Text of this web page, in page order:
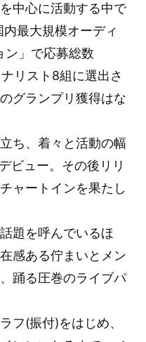
中心に活動する中で
最大規模オーディ
ン」で応募総数
リスト8組に選出さ
グランプリ獲得はな
ち、着々と活動の幅
ビュー。その後リリ
ャートインを果たし
題を呼んでいるほ
感ある佇まいとメン
踊る圧巻のライブパ
フ(振付)をはじめ、